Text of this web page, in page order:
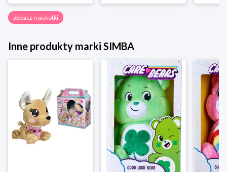
Zobacz maskotki
Inne produkty marki SIMBA